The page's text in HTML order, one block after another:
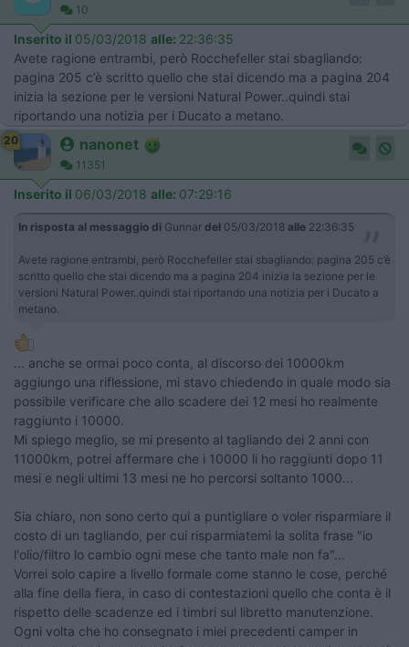
10
Inserito il 05/03/2018 alle: 22:36:35
Avete ragione entrambi, però Rocchefeller stai sbagliando:
pagina 205 c’è scritto quello che stai dicendo ma a pagina 204
inizia la sezione per le versioni Natural Power..quindi stai
riportando una notizia per i Ducato a metano.
20 nanonet
11351
Inserito il 06/03/2018 alle: 07:29:16
In risposta al messaggio di Gunnar del 05/03/2018 alle 22:36:35
Avete ragione entrambi, però Rocchefeller stai sbagliando: pagina 205 c’è
scritto quello che stai dicendo ma a pagina 204 inizia la sezione per le
versioni Natural Power..quindi stai riportando una notizia per i Ducato a
metano.
... anche se ormai poco conta, al discorso dei 10000km
aggiungo una riflessione, mi stavo chiedendo in quale modo sia
possibile verificare che allo scadere dei 12 mesi ho realmente
raggiunto i 10000.
Mi spiego meglio, se mi presento al tagliando dei 2 anni con
11000km, potrei affermare che i 10000 li ho raggiunti dopo 11
mesi e negli ultimi 13 mesi ne ho percorsi soltanto 1000...
Sia chiaro, non sono certo qui a puntigliare o voler risparmiare il
costo di un tagliando, per cui risparmiatemi la solita frase "io
l'olio/filtro lo cambio ogni mese che tanto male non fa"...
Vorrei solo capire a livello formale come stanno le cose, perché
alla fine della fiera, in caso di contestazioni quello che conta è il
rispetto delle scadenze ed i timbri sul libretto manutenzione.
Ogni volta che ho consegnato i miei precedenti camper in